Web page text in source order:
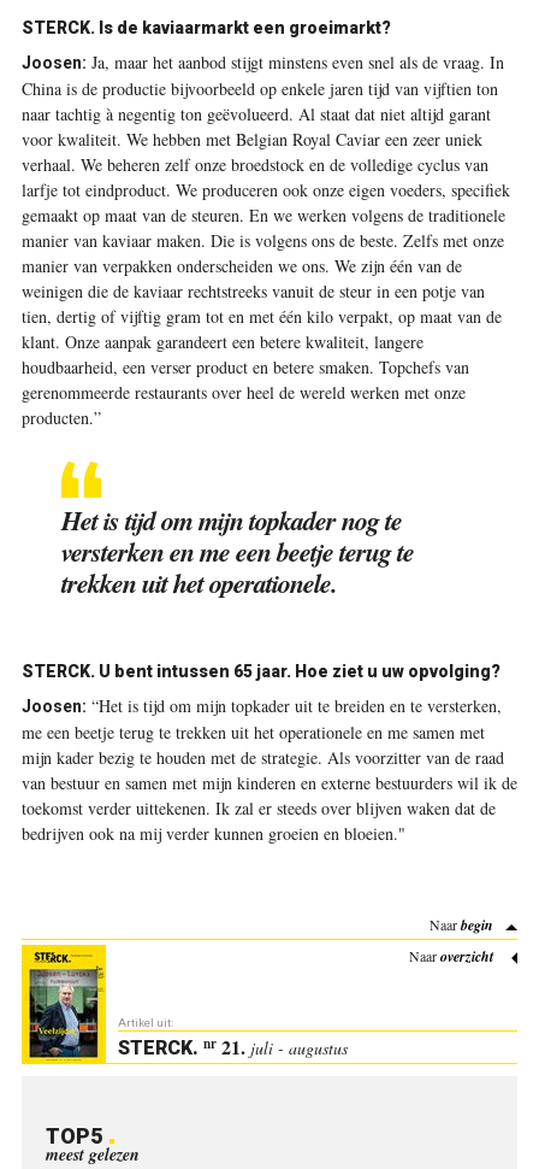
STERCK. Is de kaviaarmarkt een groeimarkt?
Joosen: Ja, maar het aanbod stijgt minstens even snel als de vraag. In
China is de productie bijvoorbeeld op enkele jaren tijd van vijftien ton
naar ­tachtig à negentig ton geëvolueerd. Al staat dat niet altijd garant
voor kwaliteit. We hebben met Belgian Royal Caviar een zeer uniek
verhaal. We beheren zelf onze broedstock en de volledige cyclus van
larfje tot eindproduct. We produceren ook onze eigen voeders, ­specifiek
gemaakt op maat van de steuren. En we werken volgens de traditionele
manier van kaviaar maken. Die is volgens ons de beste. Zelfs met onze
manier van verpakken onderscheiden we ons. We zijn één van de
weinigen die de kaviaar rechtstreeks vanuit de steur in een potje van
tien, dertig of vijftig gram tot en met één kilo verpakt, op maat van de
klant. Onze aanpak ­garandeert een betere kwaliteit, langere
houdbaarheid, een verser product en betere smaken. Topchefs van
gerenommeerde ­restaurants over heel de wereld ­werken met onze
producten.”
Het is tijd om mijn topkader nog te
versterken en me een beetje terug te
trekken uit het operationele.
STERCK. U bent intussen 65 jaar. Hoe ziet u uw opvolging?
Joosen: “Het is tijd om mijn topkader uit te breiden en te versterken,
me een beetje terug te trekken uit het operationele en me samen met
mijn kader bezig te houden met de ­strategie. Als voorzitter van de raad
van bestuur en samen met mijn kinderen en externe bestuurders wil ik de
toekomst verder uittekenen. Ik zal er steeds over blijven waken dat de
bedrijven ook na mij verder kunnen groeien en bloeien."
Naarbegin
Naaroverzicht
Artikel uit:
STERCK. nr21. juli - augustus
TOP5
meest gelezen